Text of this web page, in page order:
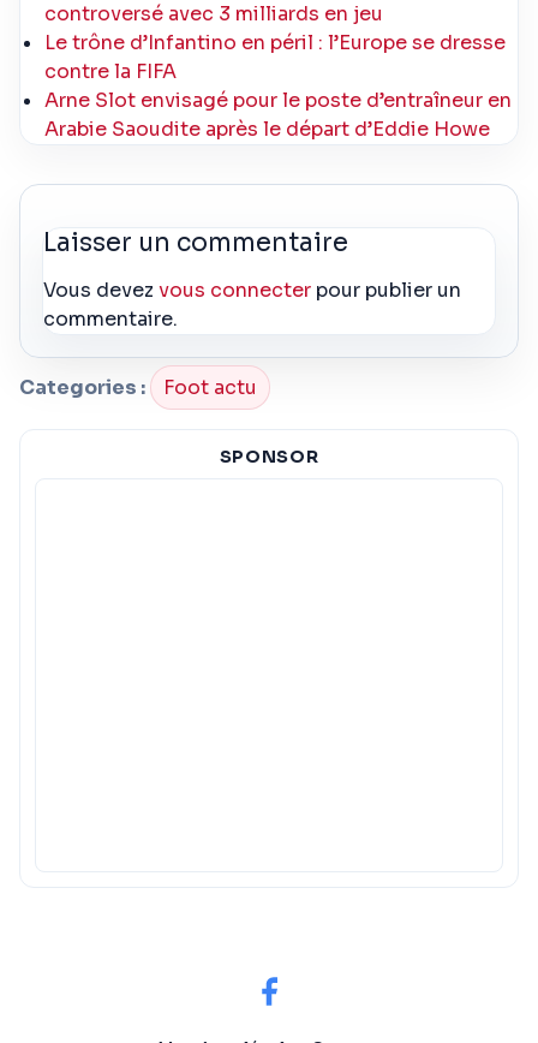
controversé avec 3 milliards en jeu
Le trône d’Infantino en péril : l’Europe se dresse
contre la FIFA
Arne Slot envisagé pour le poste d’entraîneur en
Arabie Saoudite après le départ d’Eddie Howe
Laisser un commentaire
Vous devezvous connecter pour publier un
commentaire.
Categories : Foot actu
SPONSOR